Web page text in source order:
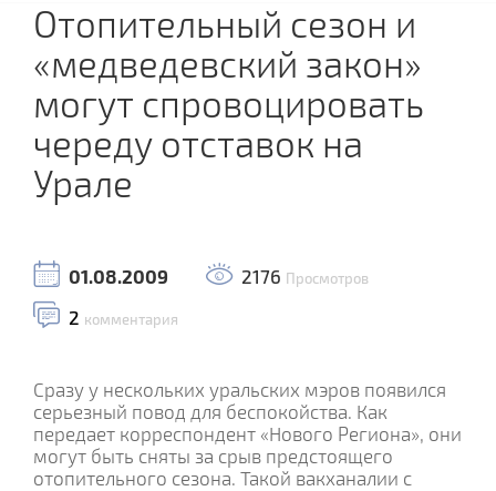
Отопительный сезон и
«медведевский закон»
могут спровоцировать
череду отставок на
Урале
01.08.2009 2176 Просмотров
2 комментария
Сразу у нескольких уральских мэров появился
серьезный повод для беспокойства. Как
передает корреспондент «Нового Региона», они
могут быть сняты за срыв предстоящего
отопительного сезона. Такой вакханалии с